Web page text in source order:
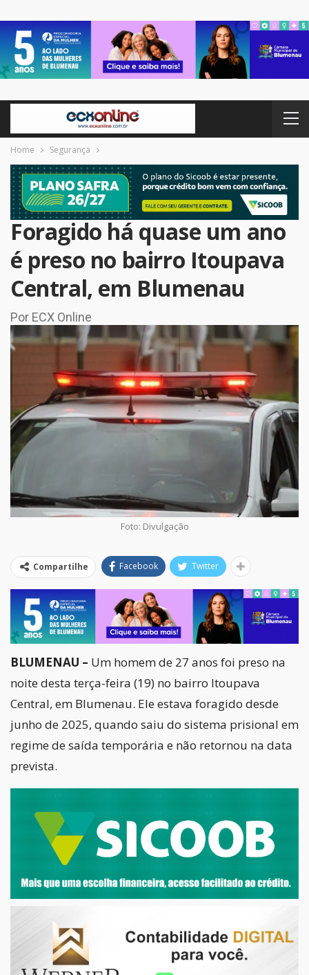
Home Segurança
Foragido há quase um ano
é preso no bairro Itoupava
Central, em Blumenau
Por ECX Online
Foto: Divulgação
Compartilhe Facebook Twitter
BLUMENAU – Um homem de 27 anos foi preso na
noite desta terça-feira (19) no bairro Itoupava
Central, em Blumenau. Ele estava foragido desde
junho de 2025, quando saiu do sistema prisional em
regime de saída temporária e não retornou na data
prevista.